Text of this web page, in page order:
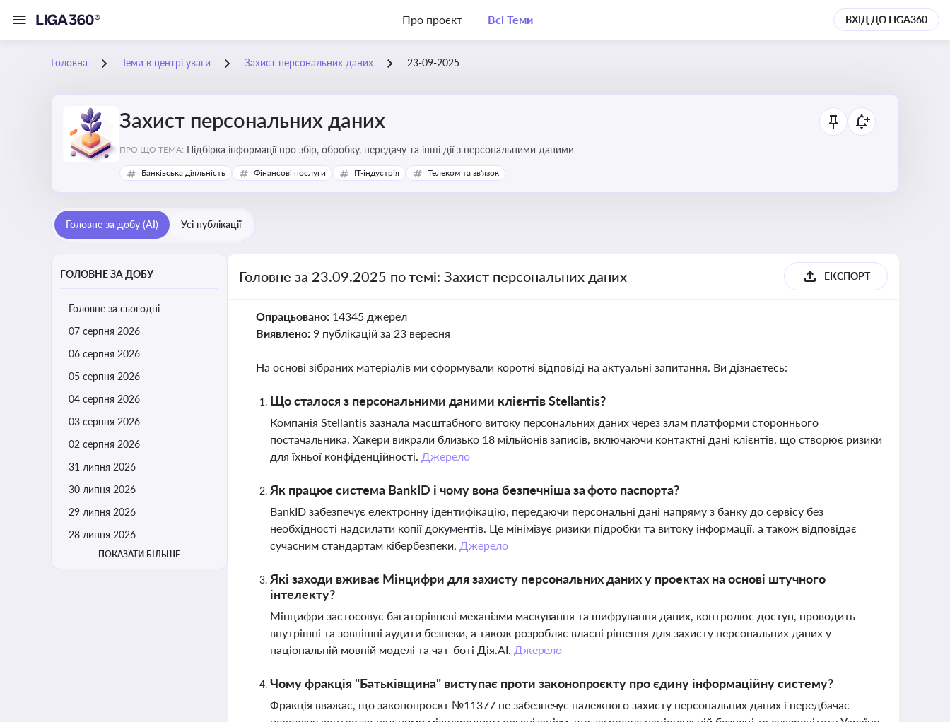
Про проєкт Всі Теми ВХІД ДО LIGA360
Головна Теми в центрі уваги Захист персональних даних 23-09-2025
Захист персональних даних
ПРО ЩО ТЕМА: Підбірка інформації про збір, обробку, передачу та інші дії з персональними даними
Банківська діяльність Фінансові послуги IT-індустрія Телеком та зв'язок
Головне за добу (AI) Усі публікації
ГОЛОВНЕ ЗА ДОБУ
Головне за сьогодні
07 серпня 2026
06 серпня 2026
05 серпня 2026
04 серпня 2026
03 серпня 2026
02 серпня 2026
31 липня 2026
30 липня 2026
29 липня 2026
28 липня 2026
ПОКАЗАТИ БІЛЬШЕ
Головне за 23.09.2025 по темі: Захист персональних даних ЕКСПОРТ
Опрацьовано: 14345 джерел
Виявлено: 9 публікацій за 23 вересня
На основі зібраних матеріалів ми сформували короткі відповіді на актуальні запитання. Ви дізнаєтесь:
Що сталося з персональними даними клієнтів Stellantis?
Компанія Stellantis зазнала масштабного витоку персональних даних через злам платформи стороннього
постачальника. Хакери викрали близько 18 мільйонів записів, включаючи контактні дані клієнтів, що створює ризики
для їхньої конфіденційності. Джерело
Як працює система BankID і чому вона безпечніша за фото паспорта?
BankID забезпечує електронну ідентифікацію, передаючи персональні дані напряму з банку до сервісу без
необхідності надсилати копії документів. Це мінімізує ризики підробки та витоку інформації, а також відповідає
сучасним стандартам кібербезпеки. Джерело
Які заходи вживає Мінцифри для захисту персональних даних у проектах на основі штучного
інтелекту?
Мінцифри застосовує багаторівневі механізми маскування та шифрування даних, контролює доступ, проводить
внутрішні та зовнішні аудити безпеки, а також розробляє власні рішення для захисту персональних даних у
національній мовній моделі та чат-боті Дія.AI. Джерело
Чому фракція "Батьківщина" виступає проти законопроєкту про єдину інформаційну систему?
Фракція вважає, що законопроєкт №11377 не забезпечує належного захисту персональних даних і передбачає